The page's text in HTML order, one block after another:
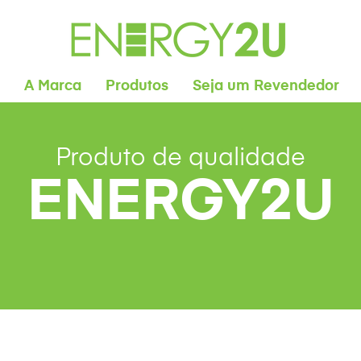
A Marca Produtos Seja um Revendedor
ENERGY2U
Produto de qualidade